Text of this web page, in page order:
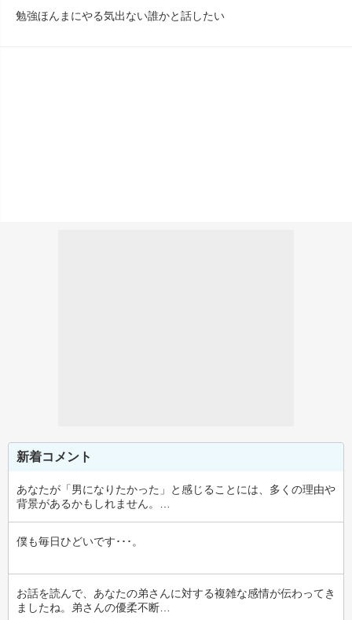
勉強ほんまにやる気出ない誰かと話したい
新着コメント
あなたが「男になりたかった」と感じることには、多くの理由や
背景があるかもしれません。…
僕も毎日ひどいです･･･。
お話を読んで、あなたの弟さんに対する複雑な感情が伝わってき
ましたね。弟さんの優柔不断…